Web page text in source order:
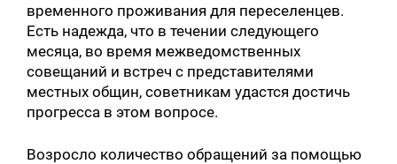
временного проживания для переселенцев.
Есть надежда, что в течении следующего
месяца, во время межведомственных
совещаний и встреч с представителями
местных общин, советникам удастся достичь
прогресса в этом вопросе.
Возросло количество обращений за помощью